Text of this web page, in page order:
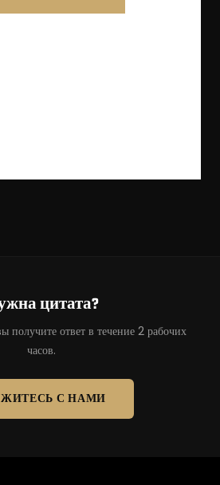
цитата?
получите ответ в течение 2 рабочих
часов.
С НАМИ